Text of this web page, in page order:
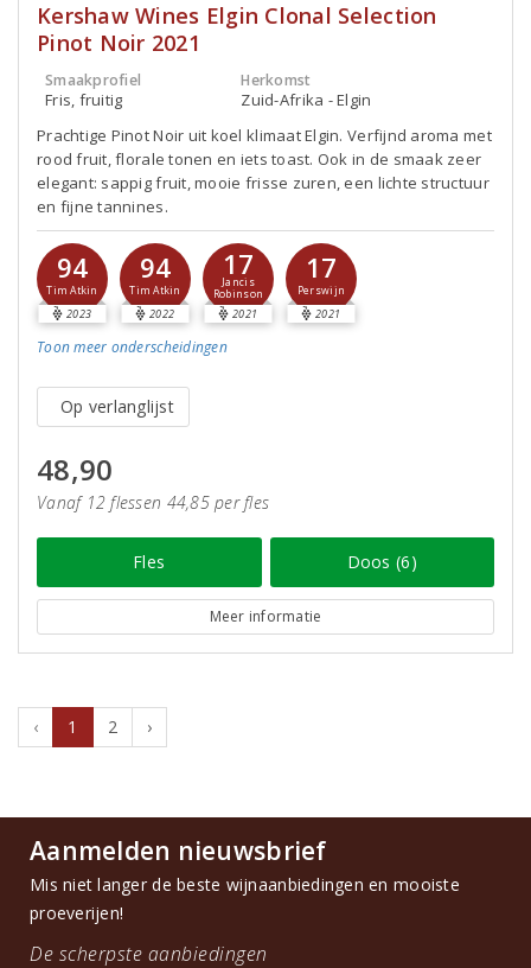
Kershaw Wines Elgin Clonal Selection
Pinot Noir 2021
Smaakprofiel
Fris, fruitig
Herkomst
Zuid-Afrika - Elgin
Prachtige Pinot Noir uit koel klimaat Elgin. Verfijnd aroma met
rood fruit, florale tonen en iets toast. Ook in de smaak zeer
elegant: sappig fruit, mooie frisse zuren, een lichte structuur
en fijne tannines.
94
Tim Atkin
2023
94
Tim Atkin
2022
17
Jancis
Robinson
2021
17
Perswijn
2021
Toon meer onderscheidingen
Op verlanglijst
48,90
Vanaf 12 flessen 44,85 per fles
Fles Doos (6)
Meer informatie
‹ 1 2 ›
Aanmelden nieuwsbrief
Mis niet langer de beste wijnaanbiedingen en mooiste
proeverijen!
De scherpste aanbiedingen